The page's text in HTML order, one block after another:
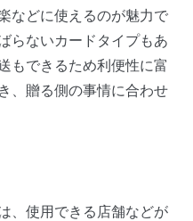
などに使えるのが魅力で
らないカードタイプもあ
もできるため利便性に富
、贈る側の事情に合わせ
、使用できる店舗などが